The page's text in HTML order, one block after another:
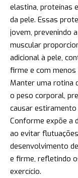
elastina, proteínas
da pele. Essas
jovem, prevenindo
muscular
adicional à pele,
firme e com menos
Manter uma rotina
o peso corporal,
causar estiramento
Conforme expõe a
ao evitar
desenvolvimento
e firme, refletindo
exercício.